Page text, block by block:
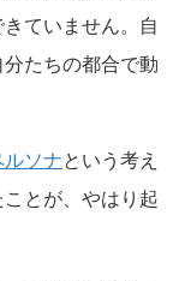
ていません。自
たちの都合で動
ルソナという考え
とが、やはり起